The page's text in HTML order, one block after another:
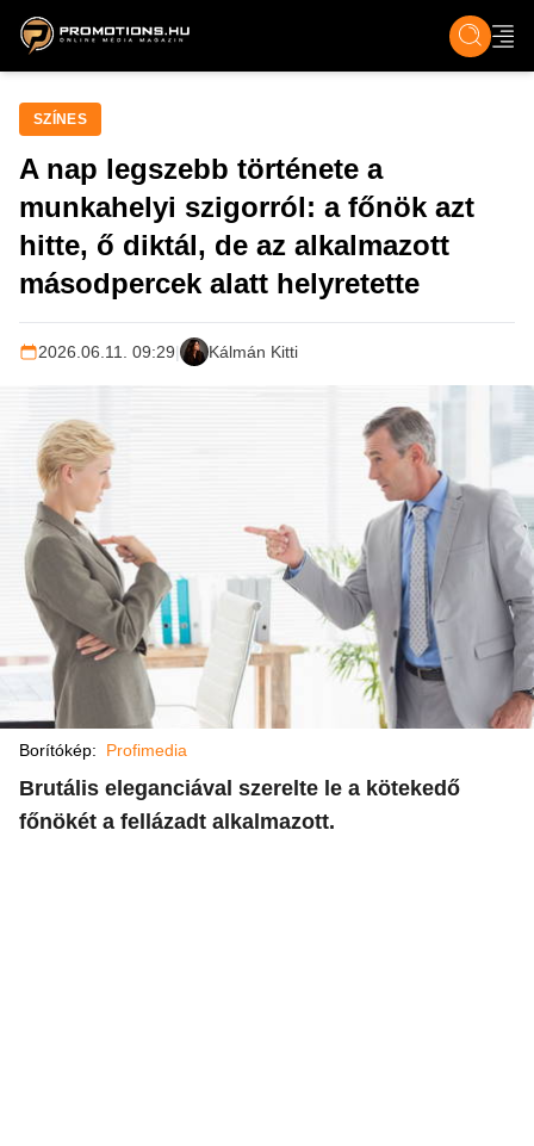
ZENE, FILM & KULT ÉLET TECH &
SZÍNES
A nap legszebb története a
munkahelyi szigorról: a főnök azt
hitte, ő diktál, de az alkalmazott
másodpercek alatt helyretette
2026.06.11. 09:29| Kálmán Kitti
Borítókép: Profimedia
Brutális eleganciával szerelte le a kötekedő
főnökét a fellázadt alkalmazott.